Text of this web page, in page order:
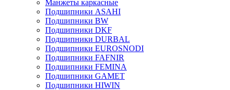
Манжеты каркасные
Подшипники ASAHI
Подшипники BW
Подшипники DKF
Подшипники DURBAL
Подшипники EUROSNODI
Подшипники FAFNIR
Подшипники FEMINA
Подшипники GAMET
Подшипники HIWIN